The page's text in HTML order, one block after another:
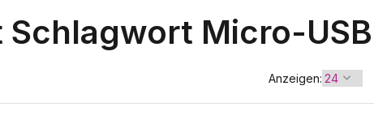
Micro-USB
Anzeigen: